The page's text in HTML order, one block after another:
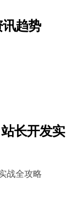
趋势
长开发实
战全攻略